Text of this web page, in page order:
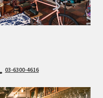
03-6300-4616